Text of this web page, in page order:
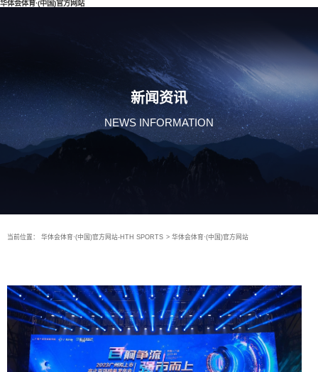
华体会体育·(中国)官方网站
新闻资讯
NEWS INFORMATION
当前位置： 华体会体育·(中国)官方网站-HTH SPORTS > 华体会体育·(中国)官方网站